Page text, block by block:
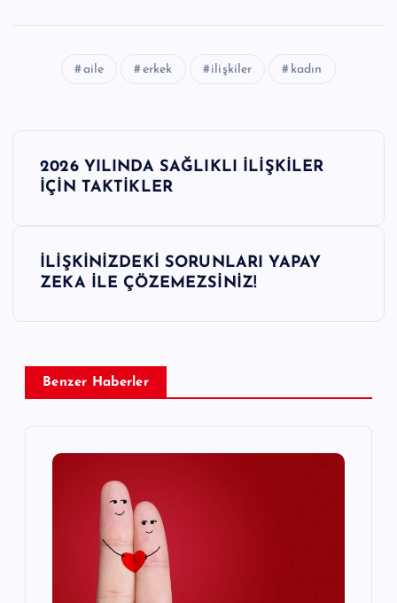
aile erkek ilişkiler kadın
e
z
2026 YILINDA SAĞLIKLI İLİŞKİLER
İÇİN TAKTİKLER
İLİŞKİNİZDEKİ SORUNLARI YAPAY
ZEKA İLE ÇÖZEMEZSİNİZ!
Benzer Haberler